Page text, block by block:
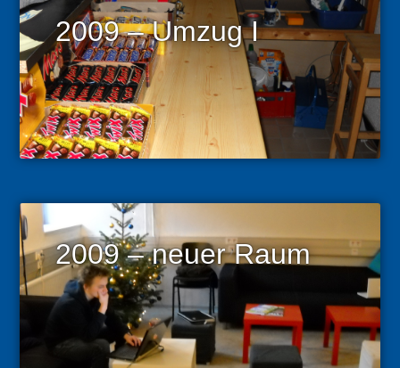
2009 – Umzug I
2009 – neuer Raum